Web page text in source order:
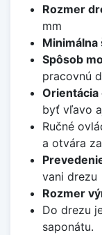
Rozmer
mm
Minimálna
Spôsob
pracovnú
Orientácia
byť vľavo
Ručné
a otvára
vani drezu
Rozmer
Do drezu
saponátu.